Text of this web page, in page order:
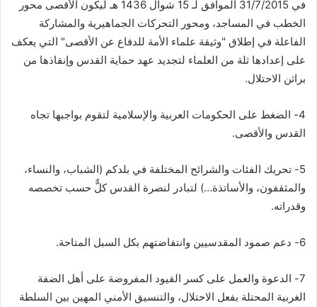
في 31/7/2015 الموافق لـ 15 شوال 1436 هـ ليكون الأقصى محور
الخطب في المساجد، ومحور التحركات الجماهيرية والمشاركة
الفاعلة في إطلاق "وثيقة علماء الأمة للدفاع عن الأقصى" التي يعكف
على إعدادها ثلة من العلماء لتجديد عهد حماية القدس وإنقاذها من
براثن الاحتلال.
4- الضغط على الحكومات العربية والإسلامية لتقوم بواجبها تجاه
القدس والأقصى.
5- تحريك الفئات والشرائح المختلفة في بلدكم (الشباب، والنساء،
والمثقفون، والأساتذة…) لتبادر لنصرة القدس كلٌّ حسب تخصصه
وقدراته.
6- دعم صمود المقدسيين وانتفاضتهم بكل السبل المتاحة.
7- الدعوة والعمل على كسر القيود المفروضة على أهل الضفة
الغربية المحتلة بفعل الاحتلال، والتنسيق الأمني المهين بين السلطة